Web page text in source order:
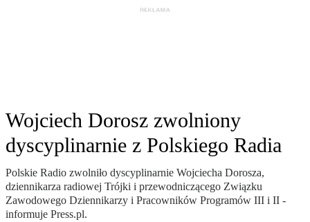
Wojciech Dorosz zwolniony
dyscyplinarnie z Polskiego Radia
Polskie Radio zwolniło dyscyplinarnie Wojciecha Dorosza,
dziennikarza radiowej Trójki i przewodniczącego Związku
Zawodowego Dziennikarzy i Pracowników Programów III i II -
informuje Press.pl.